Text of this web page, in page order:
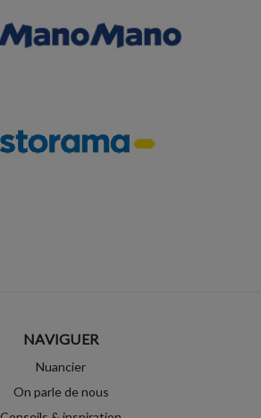
NAVIGUER
Nuancier
On parle de nous